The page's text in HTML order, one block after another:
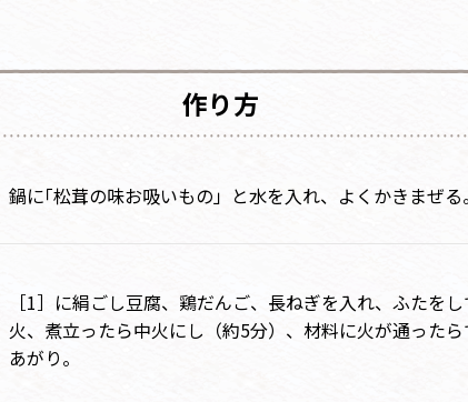
作り方
鍋に｢松茸の味お吸いもの」と水を入れ、よくかきまぜる。
［1］に絹ごし豆腐、鶏だんご、長ねぎを入れ、ふたを
火、煮立ったら中火にし（約5分）、材料に火が通ったら
あがり。